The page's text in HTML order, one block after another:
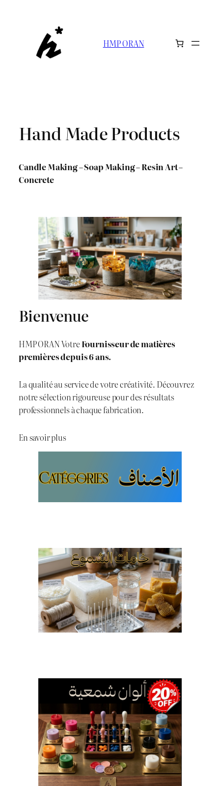
HMP ORAN
Hand Made Products
Candle Making – Soap Making – Resin Art –
Concrete
Bienvenue
HMP ORAN Votre Fournisseur de matières
premières depuis 6 ans.
La qualité au service de votre créativité. Découvrez
notre sélection rigoureuse pour des résultats
professionnels à chaque fabrication.
En savoir plus